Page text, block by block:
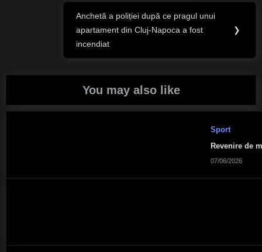
Next
Post:
Anchetă a poliției după ce pragul unui
apartament din Cluj-Napoca a fost
incendiat
❯
You may also like
Sport
Revenire de
07/06/2026